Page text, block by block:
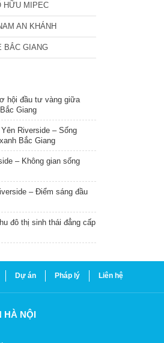
HỮU MIPEC
AN KHÁNH
BẮC GIANG
hội đầu tư vàng giữa
Giang
Riverside – Sống
Bắc Giang
– Không gian sống
– Điểm sáng đầu
đô thị sinh thái đẳng cấp
Dự án Pháp lý Liên hệ
HÀ NỘI